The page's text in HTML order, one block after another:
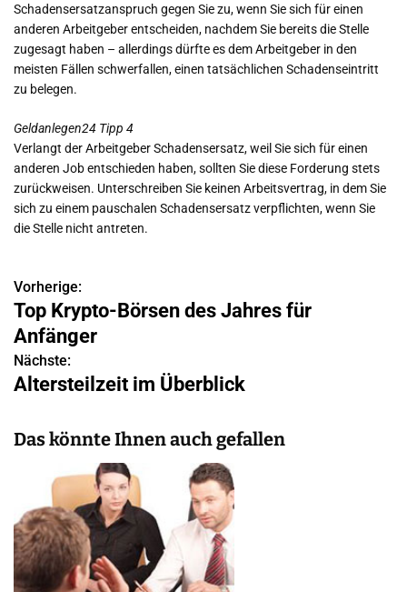
Schadensersatzanspruch gegen Sie zu, wenn Sie sich für einen
anderen Arbeitgeber entscheiden, nachdem Sie bereits die Stelle
zugesagt haben – allerdings dürfte es dem Arbeitgeber in den
meisten Fällen schwerfallen, einen tatsächlichen Schadenseintritt
zu belegen.
Geldanlegen24 Tipp 4
Verlangt der Arbeitgeber Schadensersatz, weil Sie sich für einen
anderen Job entschieden haben, sollten Sie diese Forderung stets
zurückweisen. Unterschreiben Sie keinen Arbeitsvertrag, in dem Sie
sich zu einem pauschalen Schadensersatz verpflichten, wenn Sie
die Stelle nicht antreten.
B
e
i
t
r
s
n
Vorherige:
Top Krypto-Börsen des Jahres für
Anfänger
Nächste:
Altersteilzeit im Überblick
Das könnte Ihnen auch gefallen